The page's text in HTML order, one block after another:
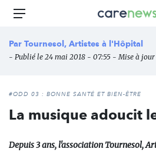
Aller
principal
Carenews,
média
des
l'engagement
Menu
Par Tournesol, Artistes à l'Hôpital
- Publié le 24 mai 2018 - 07:55 - Mise à jour
#ODD 03 : BONNE SANTÉ ET BIEN-ÊTRE
La musique adoucit
Depuis 3 ans, l'association Tournesol,